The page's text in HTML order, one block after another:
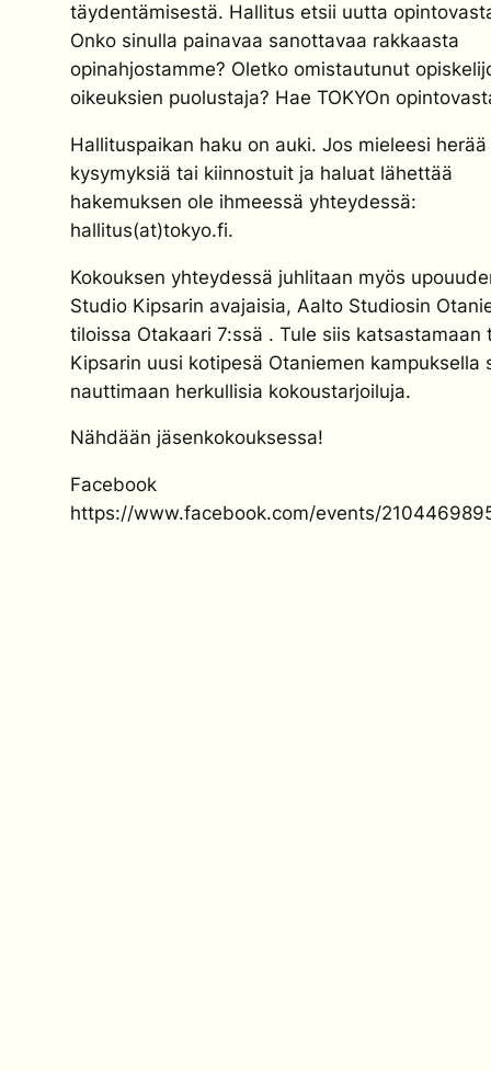
täydentämisestä. Hallitus etsii uutta
Onko sinulla painavaa sanottavaa rakkaasta
opinahjostamme? Oletko omistautunut
oikeuksien puolustaja? Hae TOKYOn
Hallituspaikan haku on auki. Jos mieleesi
kysymyksiä tai kiinnostuit ja haluat lähettää
hakemuksen ole ihmeessä yhteydessä:
hallitus(at)tokyo.fi.
Kokouksen yhteydessä juhlitaan myös
Studio Kipsarin avajaisia, Aalto Studiosin
tiloissa Otakaari 7:ssä . Tule siis katsastamaan
Kipsarin uusi kotipesä Otaniemen kampuksella
nauttimaan herkullisia kokoustarjoiluja.
Nähdään jäsenkokouksessa!
Facebook
https://www.facebook.com/events/